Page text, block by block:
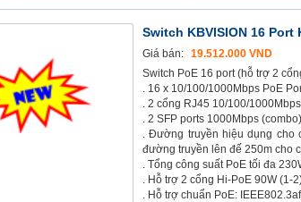
Switch KBVISION 16 Port
Giá bán: 19.512.000 VND
Switch PoE 16 port (hỗ trợ 2
. 16 x 10/100/1000Mbps PoE
. 2 cổng RJ45 10/100/
. 2 SFP ports 1000Mbps (combo)
. Đường truyền hiệu dụng cho
đường truyền lên đế 250m cho
. Tổng công suất PoE tối đa
. Hỗ trợ 2 cổng Hi-PoE 90W (1-
. Hỗ trợ chuẩn PoE: